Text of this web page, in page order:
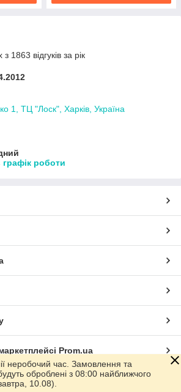
1863 відгуків за рік
1, ТЦ "Лоск", Харків, Україна
роботи
Prom.ua
неробочий час. Замовлення та
оброблені з 08:00 найближчого
10.08).